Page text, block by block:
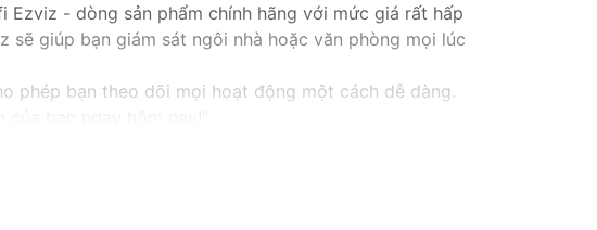
Ezviz - dòng sản phẩm chính hãng với mức giá rất hấp
giúp bạn giám sát ngôi nhà hoặc văn phòng mọi lúc
phép bạn theo dõi mọi hoạt động một cách dễ dàng.